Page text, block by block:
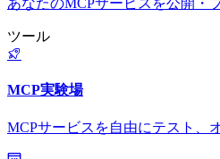
あなたのMCPサービスを公開・
ツール
MCP実験場
MCPサービスを自由にテスト、